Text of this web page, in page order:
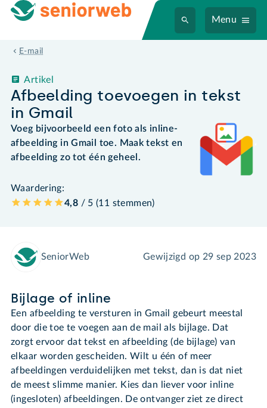
Menu
E-mail
Afbeelding toevoegen in tekst
in Gmail
Artikel
Voeg bijvoorbeeld een foto als inline-
afbeelding in Gmail toe. Maak tekst en
afbeelding zo tot één geheel.
Waardering:
4,8 / 5 (11 stemmen)
SeniorWeb Gewijzigd op 29 sep 2023
Bijlage of inline
Een afbeelding te versturen in Gmail gebeurt meestal
door die toe te voegen aan de mail als bijlage. Dat
zorgt ervoor dat tekst en afbeelding (de bijlage) van
elkaar worden gescheiden. Wilt u één of meer
afbeeldingen verduidelijken met tekst, dan is dat niet
de meest slimme manier. Kies dan liever voor inline
(ingesloten) afbeeldingen. De ontvanger ziet ze direct